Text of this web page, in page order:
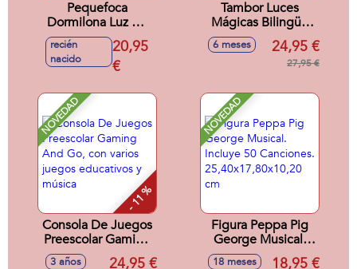
Pequefoca
Dormilona Luz De
Noche, con luz y
melodias relajantes
recién
nacido
20,95
€
Tambor Luces
Mágicas Bilingüe
español/inglés, con
lunes y melodias
6 meses 24,95 €
27,95 €
NOVEDAD
- 11 %
Consola De Juegos
Preescolar Gaming
And Go, con varios
3 años 24,95 €
NOVEDAD
Figura Peppa Pig
George Musical.
Incluye 50
18 meses 18,95 €